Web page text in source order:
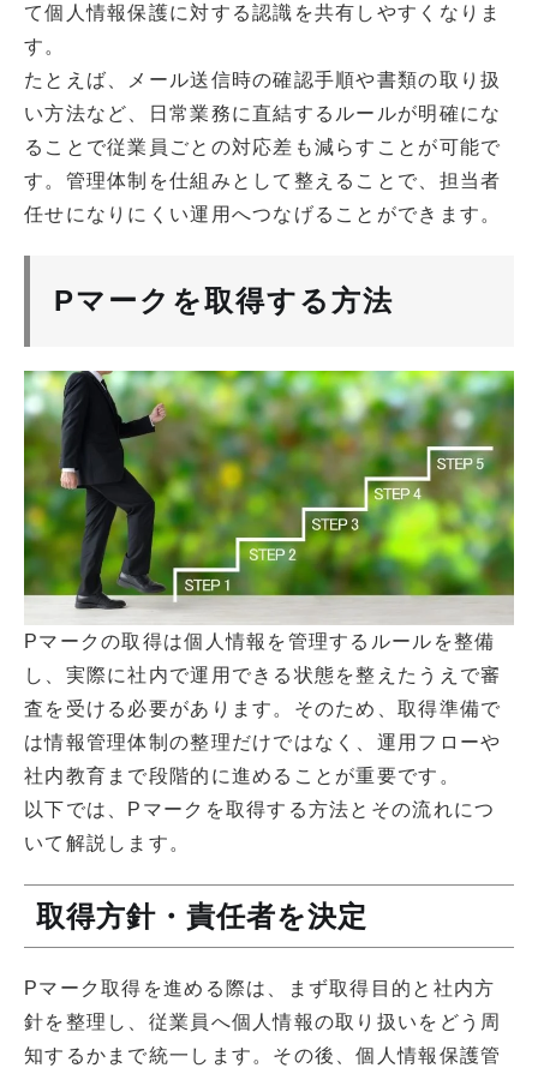
て個人情報保護に対する認識を共有しやすくなりま
す。
たとえば、メール送信時の確認手順や書類の取り扱
い方法など、日常業務に直結するルールが明確にな
ることで従業員ごとの対応差も減らすことが可能で
す。管理体制を仕組みとして整えることで、担当者
任せになりにくい運用へつなげることができます。
Pマークを取得する方法
Pマークの取得は個人情報を管理するルールを整備
し、実際に社内で運用できる状態を整えたうえで審
査を受ける必要があります。そのため、取得準備で
は情報管理体制の整理だけではなく、運用フローや
社内教育まで段階的に進めることが重要です。
以下では、Pマークを取得する方法とその流れにつ
いて解説します。
取得方針・責任者を決定
Pマーク取得を進める際は、まず取得目的と社内方
針を整理し、従業員へ個人情報の取り扱いをどう周
知するかまで統一します。その後、個人情報保護管